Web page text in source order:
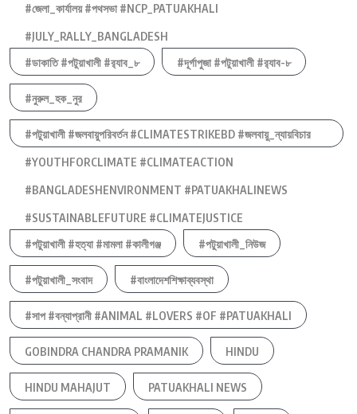
#জেলা_কার্যালয় #পথসভা #NCP_PATUAKHALI
#JULY_RALLY_BANGLADESH
#ডাকাতি #পটুয়াখালী #র‍্যাব_৮
#দূর্গাপুজা #পটুয়াখালী #র‍্যাব-৮
#নুরুল_হক_নুর
#পটুয়াখালী #জলবায়ুপরিবর্তন #CLIMATESTRIKEBD #জলবায়ু_ন্যায়বিচার
#YOUTHFORCLIMATE #CLIMATEACTION
#BANGLADESHENVIRONMENT #PATUAKHALINEWS
#SUSTAINABLEFUTURE #CLIMATEJUSTICE
#পটুয়াখালী #হত্যা #মামলা #কালীগঞ্জ
#পটুয়াখালী_নিউজ
#পটুয়াখালী_সংবাদ #বাংলাদেশশিক্ষাব্যবস্থা
#সাপ #বন্যাপ্রানী #ANIMAL #LOVERS #OF #PATUAKHALI
GOBINDRA CHANDRA PRAMANIK HINDU
HINDU MAHAJUT PATUAKHALI NEWS